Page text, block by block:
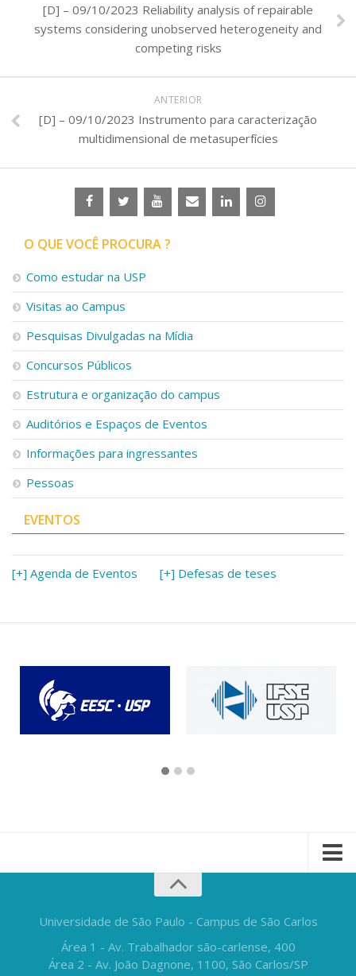
[D] – 09/10/2023 Reliability analysis of repairable
systems considering unobserved heterogeneity and
competing risks
ANTERIOR
[D] – 09/10/2023 Instrumento para caracterização
multidimensional de metasuperfícies
O QUE VOCÊ PROCURA ?
Como estudar na USP
Visitas ao Campus
Pesquisas Divulgadas na Mídia
Concursos Públicos
Estrutura e organização do campus
Auditórios e Espaços de Eventos
Informações para ingressantes
Pessoas
EVENTOS
[+] Agenda de Eventos [+] Defesas de teses
Universidade de São Paulo - Campus de São Carlos
Área 1 - Av. Trabalhador são-carlense, 400
Área 2 - Av. João Dagnone, 1100, São Carlos/SP